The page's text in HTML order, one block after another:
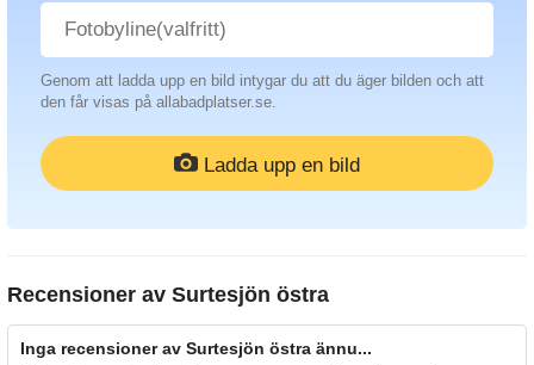
Genom att ladda upp en bild intygar du att du äger bilden och att
den får visas på allabadplatser.se.
Ladda upp en bild
Recensioner av Surtesjön östra
Inga recensioner av Surtesjön östra ännu...